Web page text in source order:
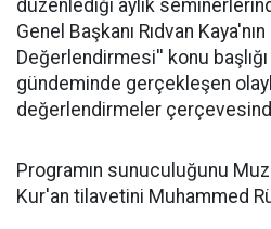
düzenlediği aylık
Genel Başkanı Rıdvan
Değerlendirmesi'' konu
gündeminde gerçekleşen
değerlendirmeler
Programın sunuculuğunu
Kur'an tilavetini Muhammed